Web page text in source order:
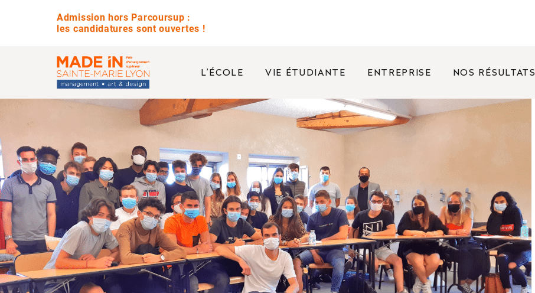
Admission hors Parcoursup :
les candidatures sont ouvertes !
L’ÉCOLE VIE ÉTUDIANTE ENTREPRISE NOS RÉSULTATS
QUESTIONS FRÉQUENTES
Avez-vous des journées portes ouvertes ?
Quelle est la différence entre un bachelor et une licence ?
Est-ce que vous proposez des bourses ?
Est-il possible d’intégrer l’école en 2e ou 3e année ?